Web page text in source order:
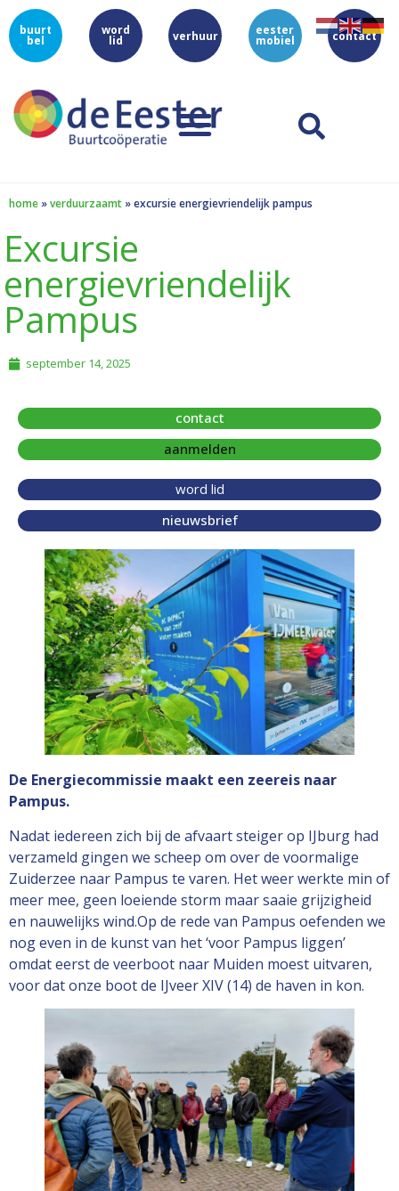
buurt
bel
word
lid verhuur eester
mobiel contact
home »verduurzaamt »excursie energievriendelijk pampus
Excursie
energievriendelijk
Pampus
september 14, 2025
contact
aanmelden
word lid
nieuwsbrief
De Energiecommissie maakt een zeereis naar
Pampus.
Nadat iedereen zich bij de afvaart steiger op IJburg had
verzameld gingen we scheep om over de voormalige
Zuiderzee naar Pampus te varen. Het weer werkte min of
meer mee, geen loeiende storm maar saaie grijzigheid
en nauwelijks wind.Op de rede van Pampus oefenden we
nog even in de kunst van het ‘voor Pampus liggen’
omdat eerst de veerboot naar Muiden moest uitvaren,
voor dat onze boot de IJveer XIV (14) de haven in kon.